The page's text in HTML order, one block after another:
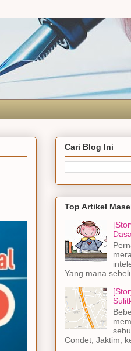
Cari Blog Ini
Top Artikel
Yang mana
Condet, Jaktim,